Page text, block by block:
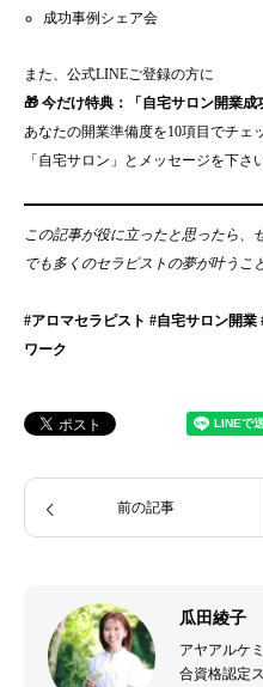
成功事例シェア会
また、公式LINEご登録の方に
🎁 今だけ特典：「自宅サロン開業
あなたの開業準備度を10項目でチェ
「自宅サロン」とメッセージを下さい
この記事が役に立ったと思ったら、
でも多くのセラピストの夢が叶うこ
#アロマセラピスト #自宅サロン開
ワーク
前の記事
瓜田綾子
アヤアルケ
合資格認定